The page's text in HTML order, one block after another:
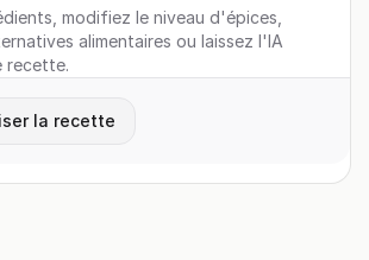
modifiez le niveau d'épices,
alimentaires ou laissez l'IA
recette.
la recette